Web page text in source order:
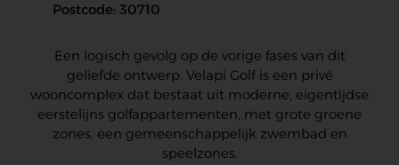
Postcode: 30710
Een logisch gevolg op de vorige fases van dit
geliefde ontwerp. Velapi Golf is een privé
wooncomplex dat bestaat uit moderne, eigentijdse
eerstelijns golfappartementen, met grote groene
zones, een gemeenschappelijk zwembad en
speelzones.